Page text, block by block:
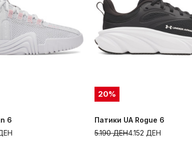
6
20%
Патики UA Rogue 6
4.152 ДЕН
5.190ДЕН